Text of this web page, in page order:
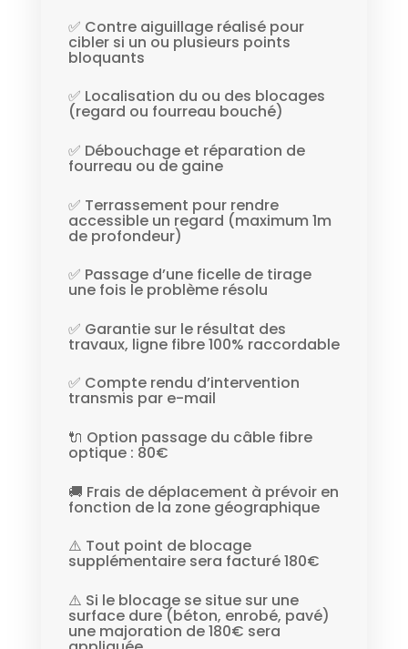
✅ Contre aiguillage réalisé pour
cibler si un ou plusieurs points
bloquants
✅ Localisation du ou des blocages
(regard ou fourreau bouché)
✅ Débouchage et réparation de
fourreau ou de gaine
✅ Terrassement pour rendre
accessible un regard (maximum 1m
de profondeur)
✅ Passage d’une ficelle de tirage
une fois le problème résolu
✅ Garantie sur le résultat des
travaux, ligne fibre 100% raccordable
✅ Compte rendu d’intervention
transmis par e-mail
🔌 Option passage du câble fibre
optique : 80€
🚚 Frais de déplacement à prévoir en
fonction de la zone géographique
⚠️ Tout point de blocage
supplémentaire sera facturé 180€
⚠️ Si le blocage se situe sur une
surface dure (béton, enrobé, pavé)
une majoration de 180€ sera